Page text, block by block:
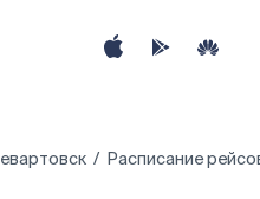
Расписание